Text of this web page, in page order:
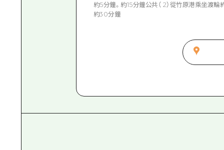
約5分鐘。約15分鐘公共（ 2）從竹原港乘坐渡
約30分鐘